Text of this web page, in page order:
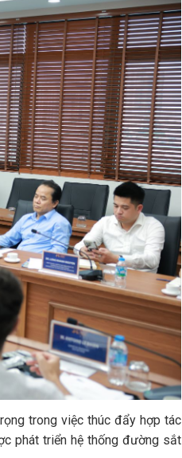
trong việc thúc đẩy hợp tác
phát triển hệ thống đường sắt